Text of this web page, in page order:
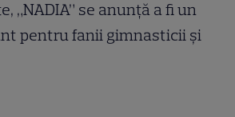
„NADIA” se anunță a fi un
pentru fanii gimnasticii și